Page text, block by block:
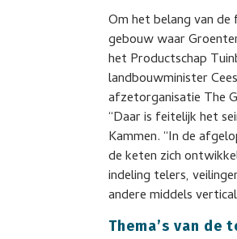
Om het belang van
gebouw waar
het Productschap
landbouwminister
afzetorganisatie The
“Daar is feitelijk het
Kammen. “In de
de keten zich
indeling telers,
andere middels
Thema’s van de